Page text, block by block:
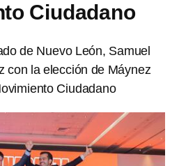
Ciudadano
de Nuevo León, Samuel
con la elección de Máynez
Ciudadano